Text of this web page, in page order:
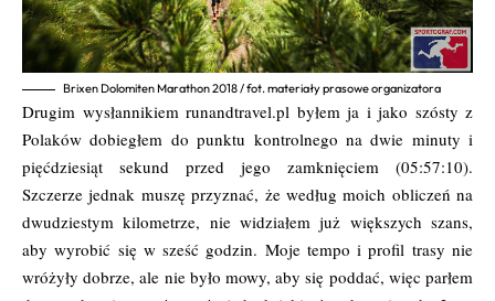
Brixen Dolomiten Marathon 2018 / fot. materiały prasowe organizatora
Drugim wysłannikiem runandtravel.pl byłem ja i jako szósty z
Polaków dobiegłem do punktu kontrolnego na dwie minuty i
pięćdziesiąt sekund przed jego zamknięciem (05:57:10).
Szczerze jednak muszę przyznać, że według moich obliczeń na
dwudziestym kilometrze, nie widziałem już większych szans,
aby wyrobić się w sześć godzin. Moje tempo i profil trasy nie
wróżyły dobrze, ale nie było mowy, aby się poddać, więc parłem